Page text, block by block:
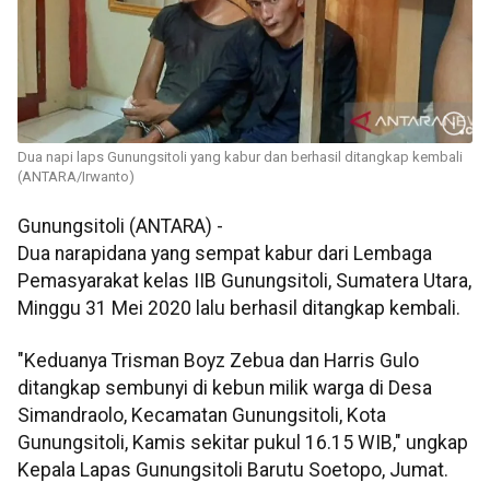
Dua napi laps Gunungsitoli yang kabur dan berhasil ditangkap kembali
(ANTARA/Irwanto)
Gunungsitoli (ANTARA) -
Dua narapidana yang sempat kabur dari Lembaga
Pemasyarakat kelas IIB Gunungsitoli, Sumatera Utara,
Minggu 31 Mei 2020 lalu berhasil ditangkap kembali.
"Keduanya Trisman Boyz Zebua dan Harris Gulo
ditangkap sembunyi di kebun milik warga di Desa
Simandraolo, Kecamatan Gunungsitoli, Kota
Gunungsitoli, Kamis sekitar pukul 16.15 WIB," ungkap
Kepala Lapas Gunungsitoli Barutu Soetopo, Jumat.